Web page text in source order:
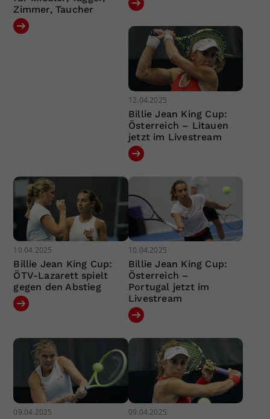
Zimmer, Taucher
12.04.2025
Billie Jean King Cup:
Österreich – Litauen
jetzt im Livestream
10.04.2025
Billie Jean King Cup:
ÖTV-Lazarett spielt
gegen den Abstieg
10.04.2025
Billie Jean King Cup:
Österreich –
Portugal jetzt im
Livestream
09.04.2025 09.04.2025